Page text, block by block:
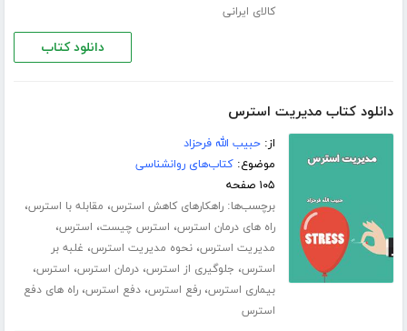
کالای ایرانی
دانلود کتاب
دانلود کتاب مدیریت استرس
از:حبیب الله فرحزاد
موضوع:کتاب‌های روانشناسی
۱۰۵ صفحه
برچسب‌ها:راهکارهای کاهش استرس، مقابله با استرس،
راه های درمان استرس، استرس چیست، استرس،
مدیریت استرس،نحوه مدیریت استرس، غلبه بر
استرس، جلوگیری از استرس،درمان استرس، استرس،
بیماری استرس،رفع استرس،دفع استرس،راه های دفع
استرس